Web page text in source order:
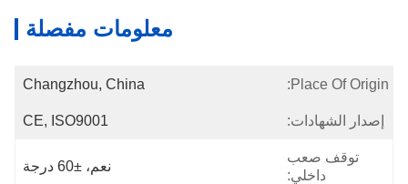
معلومات مفصلة
Place Of Origin:
Changzhou, China
إصدار الشهادات: CE, ISO9001
توقف صعب
داخلي:
نعم، ±60 درجة